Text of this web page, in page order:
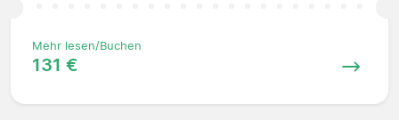
Mehr lesen/Buchen
131 €